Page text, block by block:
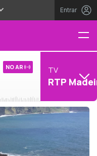
Entrar
NO AR TV
RTP